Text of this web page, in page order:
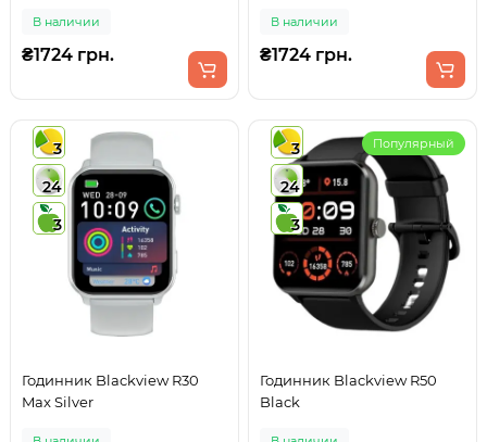
В наличии
₴1724 грн.
В наличии
₴1724 грн.
3
24
3
Годинник Blackview R30
Max Silver
3
24
3
Популярный
Годинник Blackview R50
Black